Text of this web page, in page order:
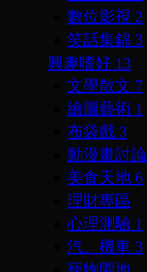
數位影視 2
笑話集錦 3
興趣嗜好 13
文學散文 7
繪圖藝術 1
布袋戲 3
動漫畫討論
美食天地 6
理財專區
心理測驗 1
汽、機車 3